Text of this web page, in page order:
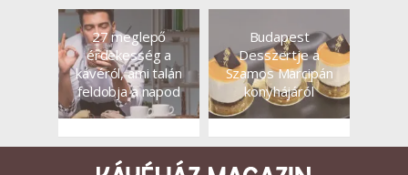
27 meglepő
érdekesség a
kávéról, ami talán
feldobja a napod
Budapest
Desszertje a
Szamos Marcipán
konyhájáról